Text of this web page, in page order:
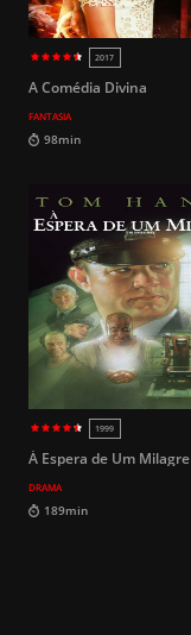
104min
A Comédia Divina
FANTASIA
À Espera de Um Milagre
DRAMA